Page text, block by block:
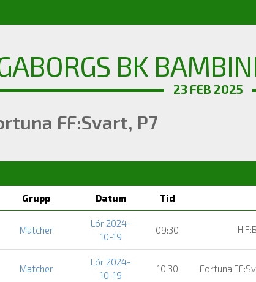
BK
23 FEB 2025
FF:Svart, P7
Grupp Datum Tid
Matcher
Lör 2024-
10-19
09:30
Matcher
Lör 2024-
10-19
10:30 Fortuna